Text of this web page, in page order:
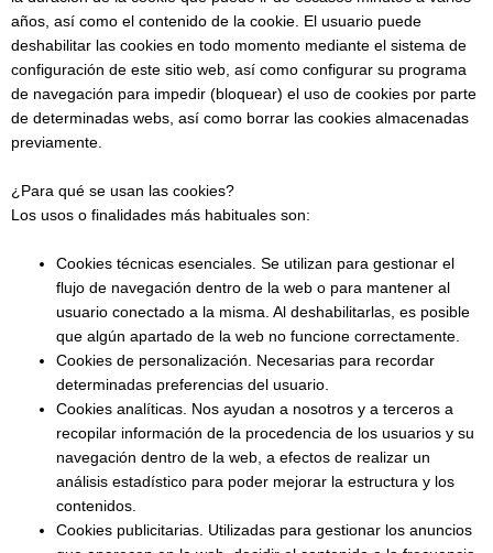
años, así como el contenido de la cookie. El usuario puede
deshabilitar las cookies en todo momento mediante el sistema de
configuración de este sitio web, así como configurar su programa
de navegación para impedir (bloquear) el uso de cookies por parte
de determinadas webs, así como borrar las cookies almacenadas
previamente.
¿Para qué se usan las cookies?
Los usos o finalidades más habituales son:
Cookies técnicas esenciales. Se utilizan para gestionar el
flujo de navegación dentro de la web o para mantener al
usuario conectado a la misma. Al deshabilitarlas, es posible
que algún apartado de la web no funcione correctamente.
Cookies de personalización. Necesarias para recordar
determinadas preferencias del usuario.
Cookies analíticas. Nos ayudan a nosotros y a terceros a
recopilar información de la procedencia de los usuarios y su
navegación dentro de la web, a efectos de realizar un
análisis estadístico para poder mejorar la estructura y los
contenidos.
Cookies publicitarias. Utilizadas para gestionar los anuncios